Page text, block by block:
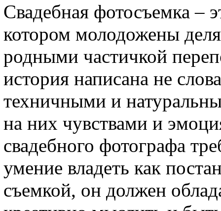
Свадебная фотосъемка –
котором молодожены
родными частичкой
история написана не
техничными и
на них чувствами и
свадебного фотографа
умение владеть как
съемкой, он должен